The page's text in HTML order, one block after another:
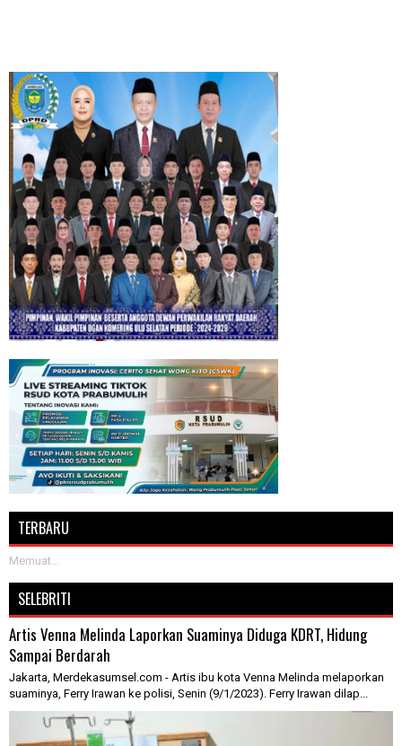
TERBARU
Memuat...
SELEBRITI
Artis Venna Melinda Laporkan Suaminya Diduga KDRT, Hidung
Sampai Berdarah
Jakarta, Merdekasumsel.com - Artis ibu kota Venna Melinda melaporkan
suaminya, Ferry Irawan ke polisi, Senin (9/1/2023). Ferry Irawan dilap...